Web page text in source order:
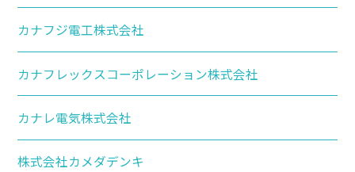
カナフジ電工株式会社
カナフレックスコーポレーション株式会社
カナレ電気株式会社
株式会社カメダデンキ